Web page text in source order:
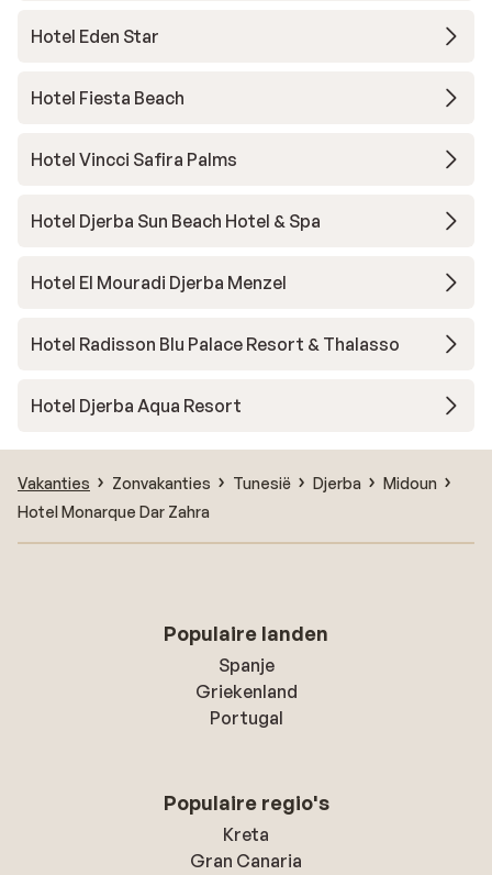
Hotel Eden Star
Hotel Fiesta Beach
Hotel Vincci Safira Palms
Hotel Djerba Sun Beach Hotel & Spa
Hotel El Mouradi Djerba Menzel
Hotel Radisson Blu Palace Resort & Thalasso
Hotel Djerba Aqua Resort
Vakanties Zonvakanties Tunesië Djerba
Midoun
Hotel Monarque Dar Zahra
Populaire landen
Spanje
Griekenland
Portugal
Populaire regio's
Kreta
Gran Canaria